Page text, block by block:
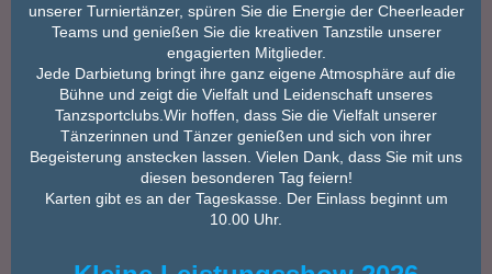
unserer Turniertänzer, spüren Sie die Energie der Cheerleader
Teams und genießen Sie die kreativen Tanzstile unserer
engagierten Mitglieder.
Jede Darbietung bringt ihre ganz eigene Atmosphäre auf die
Bühne und zeigt die Vielfalt und Leidenschaft unseres
Tanzsportclubs.Wir hoffen, dass Sie die Vielfalt unserer
Tänzerinnen und Tänzer genießen und sich von ihrer
Begeisterung anstecken lassen. Vielen Dank, dass Sie mit uns
diesen besonderen Tag feiern!
Karten gibt es an der Tageskasse. Der Einlass beginnt um
10.00 Uhr.